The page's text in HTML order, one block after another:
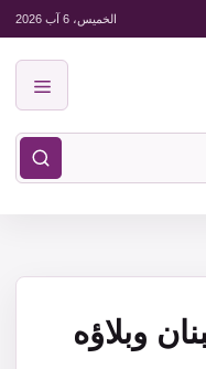
الخميس، 6 آب 2026
وبلاؤه